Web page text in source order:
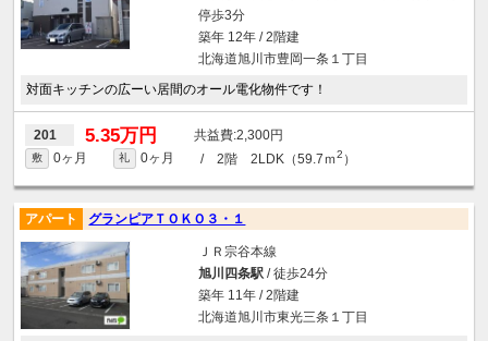
停歩3分
築年 12年 / 2階建
北海道旭川市豊岡一条１丁目
対面キッチンの広ーい居間のオール電化物件です！
201 5.35万円 2,300円
敷 0ヶ月 礼 0ヶ月 / 2階 2LDK（59.7ｍ2 ）
アパート グランピアＴＯＫＯ３・１
ＪＲ宗谷本線
旭川四条駅/ 徒歩24分
築年 11年 / 2階建
北海道旭川市東光三条１丁目